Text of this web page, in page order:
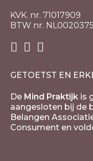
KVK. nr. 71017909
BTW nr.
GETOETST EN
De Mind Praktijk is
aangesloten bij de
Belangen
Consument en